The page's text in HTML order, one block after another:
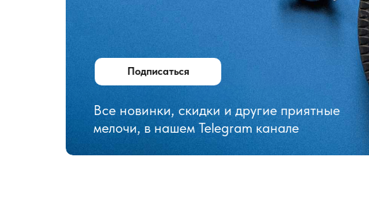
Все новинки, скидки и другие приятные
мелочи, в нашем Telegram канале
Подписаться